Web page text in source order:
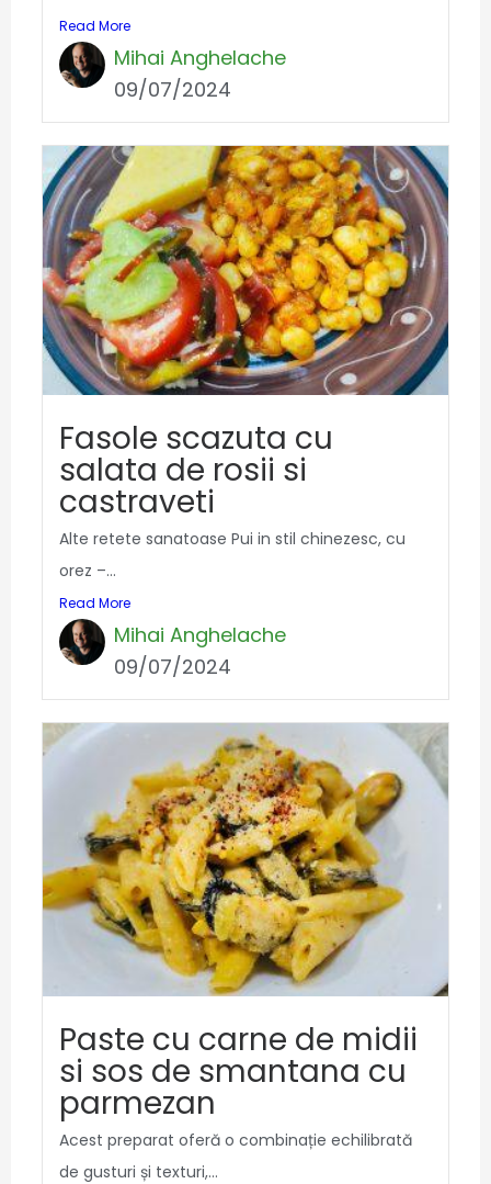
Read More
Mihai Anghelache
09/07/2024
Fasole scazuta cu
salata de rosii si
castraveti
Alte retete sanatoase Pui in stil chinezesc, cu
orez –...
Read More
Mihai Anghelache
09/07/2024
Paste cu carne de midii
si sos de smantana cu
parmezan
Acest preparat oferă o combinație echilibrată
de gusturi și texturi,...